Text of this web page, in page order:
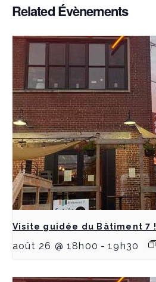
Related Évènements
Visite guidée du Bâtiment 7 !
août 26 @ 18h00 - 19h30